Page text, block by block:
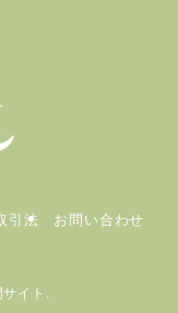
引法
お問い合わせ
イト.